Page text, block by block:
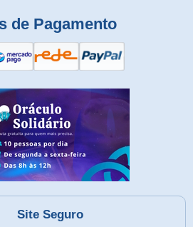
de Pagamento
Site Seguro